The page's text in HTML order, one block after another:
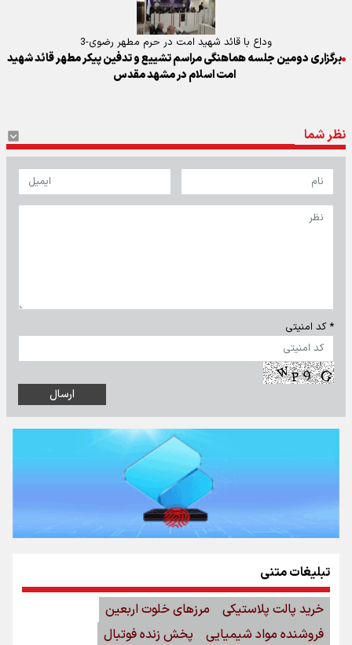
وداع با قائد شهید امت در حرم مطهر رضوی-3
برگزاری دومین جلسه هماهنگی مراسم تشییع و تدفین پیکر مطهر قائد شهید
امت اسلام در مشهد مقدس
نظر شما
* کد امنیتی
تبلیغات متنی
خرید پالت پلاستیکی
مرزهای خلوت اربعین
فروشنده مواد شیمیایی
پخش زنده فوتبال